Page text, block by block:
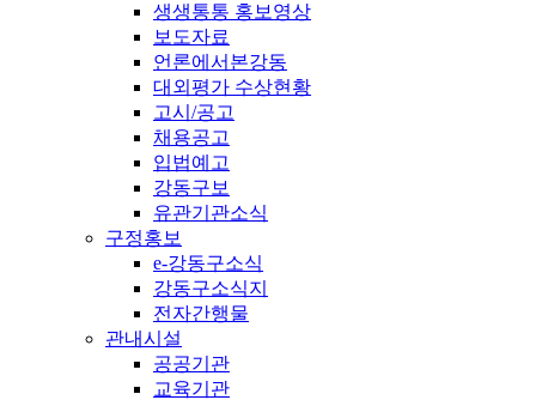
생생통통 홍보영상
보도자료
언론에서본강동
대외평가 수상현황
고시/공고
채용공고
입법예고
강동구보
유관기관소식
구정홍보
e-강동구소식
강동구소식지
전자간행물
관내시설
공공기관
교육기관